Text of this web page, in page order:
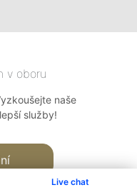
Live chat
v oboru
naše
služby!